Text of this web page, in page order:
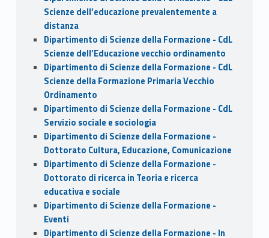
Scienze dell’educazione prevalentemente a
distanza
Dipartimento di Scienze della Formazione - CdL
Scienze dell’Educazione vecchio ordinamento
Dipartimento di Scienze della Formazione - CdL
Scienze della Formazione Primaria Vecchio
Ordinamento
Dipartimento di Scienze della Formazione - CdL
Servizio sociale e sociologia
Dipartimento di Scienze della Formazione -
Dottorato Cultura, Educazione, Comunicazione
Dipartimento di Scienze della Formazione -
Dottorato di ricerca in Teoria e ricerca
educativa e sociale
Dipartimento di Scienze della Formazione -
Eventi
Dipartimento di Scienze della Formazione - In